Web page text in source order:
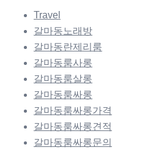
Travel
갈마동노래방
갈마동란제리룸
갈마동룸사롱
갈마동룸살롱
갈마동룸싸롱
갈마동룸싸롱가격
갈마동룸싸롱견적
갈마동룸싸롱문의